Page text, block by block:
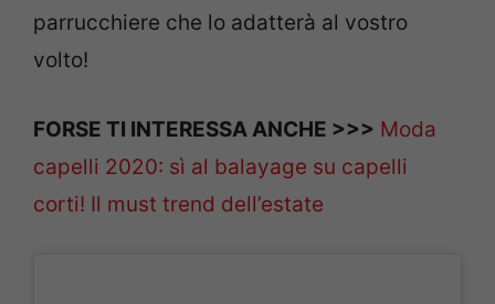
parrucchiere che lo adatterà al vostro
volto!
FORSE TI INTERESSA ANCHE >>> Moda
capelli 2020: sì al balayage su capelli
corti! Il must trend dell’estate